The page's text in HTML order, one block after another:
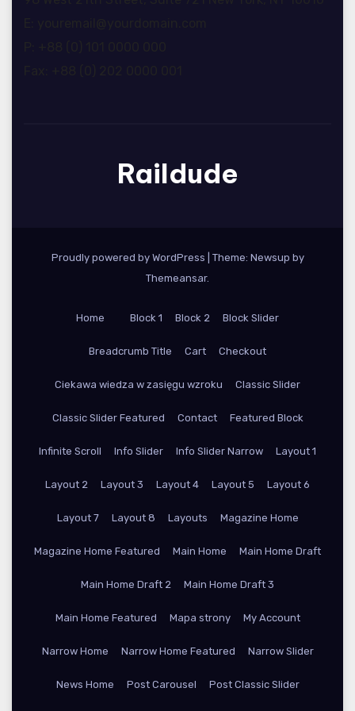
Raildude
Proudly powered by WordPress
Theme: Newsup by
Themeansar.
Home Block 1 Block 2 Block Slider
Breadcrumb Title Cart Checkout
Ciekawa wiedza w zasięgu wzroku Classic Slider
Classic Slider Featured Contact Featured Block
Infinite Scroll Info Slider Info Slider Narrow Layout 1
Layout 2 Layout 3 Layout 4 Layout 5 Layout 6
Layout 7 Layout 8 Layouts Magazine Home
Magazine Home Featured Main Home Main Home Draft
Main Home Draft 2 Main Home Draft 3
Main Home Featured Mapa strony My Account
Narrow Home Narrow Home Featured Narrow Slider
News Home Post Carousel Post Classic Slider